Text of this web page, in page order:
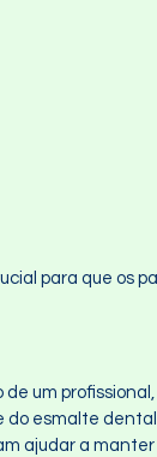
para que os
um
do esmalte
ajudar a